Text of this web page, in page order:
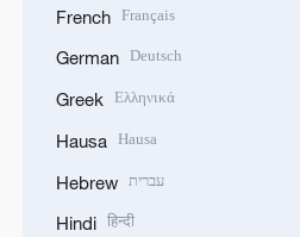
French Français
German Deutsch
Greek Ελληνικά
Hausa Hausa
Hebrew עברית
Hindi हिन्दी